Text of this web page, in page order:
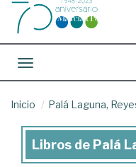
Toggle navigation
Inicio Palá Laguna,
Libros
Libros de Palá